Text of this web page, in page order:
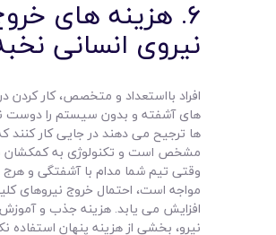
۶. هزینه های
نیروی انسانی
افراد بااستعداد و متخصص، کار کردن
های آشفته و بدون سیستم را دوست
ها ترجیح می دهند در جایی کار کنند
مشخص است و تکنولوژی به کمکشان
وقتی تیم شما مدام با آشفتگی و
مواجه است، احتمال خروج نیروهای
افزایش می یابد. هزینه جذب و
نیرو، بخشی از هزینه پنهان استفاده